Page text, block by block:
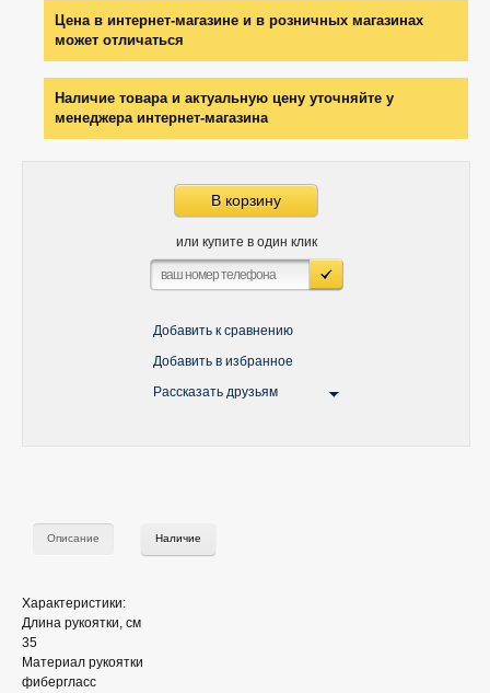
Цена в интернет-магазине и в розничных магазинах
может отличаться
Наличие товара и актуальную цену уточняйте у
менеджера интернет-магазина
В корзину
или купите в один клик
Добавить к сравнению
Добавить в избранное
Рассказать друзьям
Описание Наличие
Характеристики:
Длина рукоятки, см
35
Материал рукоятки
фибергласс